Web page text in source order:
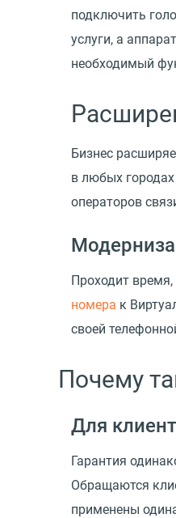
подключить
услуги, а
необходимый
Бизнес
в любых
операторов
Проходит
номера к
своей
Почему
Для
Гарантия
Обращаются
применены